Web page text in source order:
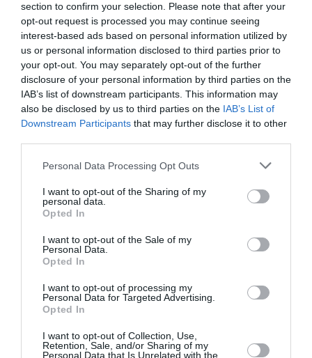
section to confirm your selection. Please note that after your
opt-out request is processed you may continue seeing
interest-based ads based on personal information utilized by
us or personal information disclosed to third parties prior to
your opt-out. You may separately opt-out of the further
disclosure of your personal information by third parties on the
IAB’s list of downstream participants. This information may
also be disclosed by us to third parties on the IAB’s List of
Downstream Participants that may further disclose it to other
Please note that this website/app uses one or more Google
not limited to your visit or usage behaviour. You may click to
grant or deny consent to Google and its third-party tags to
use your data for below specified purposes in below Google
consent section.
Personal Data Processing Opt Outs
I want to opt-out of the Sharing of my
personal data.
Opted In
I want to opt-out of the Sale of my
Personal Data.
Opted In
I want to opt-out of processing my
Personal Data for Targeted Advertising.
Opted In
I want to opt-out of Collection, Use,
Retention, Sale, and/or Sharing of my
Personal Data that Is Unrelated with the
Αλλαγή προοπτικής: η smart δίνει μία πρώτη
εικόνα του νέου της διθέσιου με το smart
Concept #2
Η smart αποκαλύπτει τις πρώτες σχεδιαστικές εικόνες
του διθέσιου Concept #2, προσφέροντας μια
20 Απριλίου 2026
Ποιο λάθος κάνουμε όταν κόβουμε το καρπούζι
Θρίλερ στον Λυκαβηττό: Εξετάζεται η διαδρομή της
Ρέθυμνο: Άγριος ξυλοδαρμός 51χρονου Βρετανού – Πέντε
Συρία: Πώς ένα ξεχασμένο σημειωματάριο οδήγησε στα